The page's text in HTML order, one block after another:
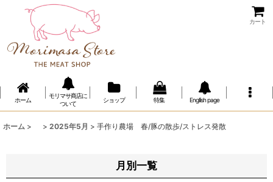
カート
ホーム
モリマサ商店に
ついて
ショップ 特集 Engllish page
ホーム > > 2025年5月 > 手作り農場 春/豚の散歩/ストレス発散
月別一覧